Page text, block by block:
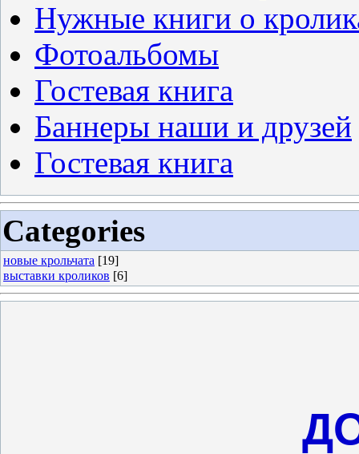
Нужные книги о
Фотоальбомы
Гостевая книга
Баннеры наши и друзей
Гостевая книга
Categories
новые крольчата [19]
выставки кроликов [6]